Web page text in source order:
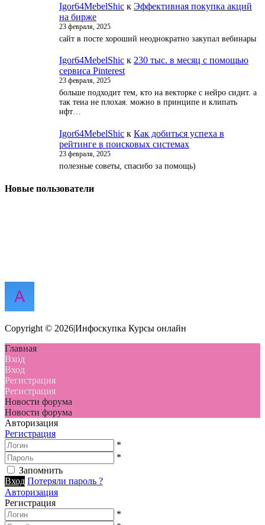
Igor64MebelShic к Эффективная покупка акций
на бирже
23 февраля, 2025
сайт в посте хороший неоднократно закупал вебинары
Igor64MebelShic к 230 тыс. в месяц с помощью
сервиса Pinterest
23 февраля, 2025
больше подходит тем, кто на векторке с нейро сидит. а
так теиа не плохая. можно в принципе и клипать
нфт…
Igor64MebelShic к Как добиться успеха в
рейтинге в поисковых системах
23 февраля, 2025
полезные советы, спасибо за помощь)
Новые пользователи
Copyright © 2026|Инфоскупка Курсы онлайн
Главная
Вход
Вход
Регистрация
Регистрация
Новости форума
Новости форума
Авторизация
Регистрация
*
*
Запомнить
Вход Потеряли пароль ?
Авторизация
Регистрация
*